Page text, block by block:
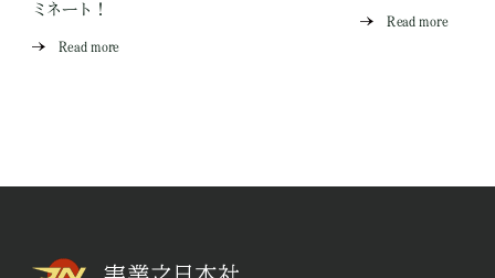
ミネート！
Read more
Read more